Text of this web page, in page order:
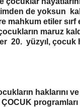
de yoksun
mahkum etiler
maruz
20. yüzyıl, çocuk
haklarını
programları